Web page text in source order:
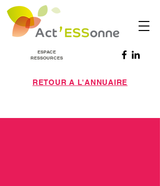
ESPACE
RESSOURCES
RETOUR A L'ANNUAIRE